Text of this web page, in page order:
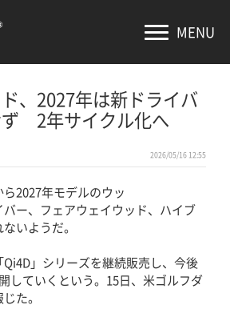
MENU
、2027年は新ドライバ
ず 2年サイクル化へ
2026/05/16 12:55
2027年モデルのウッ
バー、フェアウェイウッド、ハイブ
いようだ。
」シリーズを継続販売し、今後
していくという。15日、米ゴルフダ
た。